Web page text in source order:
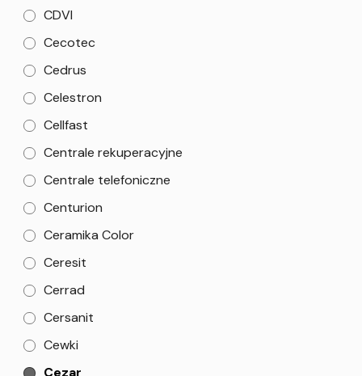
CDVI
Cecotec
Cedrus
Celestron
Cellfast
Centrale rekuperacyjne
Centrale telefoniczne
Centurion
Ceramika Color
Ceresit
Cerrad
Cersanit
Cewki
Cezar